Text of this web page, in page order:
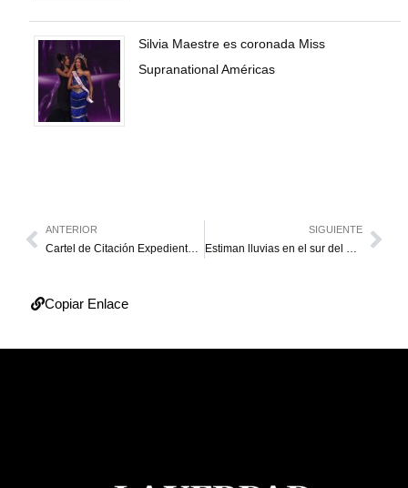
Silvia Maestre es coronada Miss
Supranational Américas
ANTERIOR
Cartel de Citación Expediente No 45.941
SIGUIENTE
Estiman lluvias en el sur del Lago tras paso de la onda tropical 7 a Colombia
Copiar Enlace